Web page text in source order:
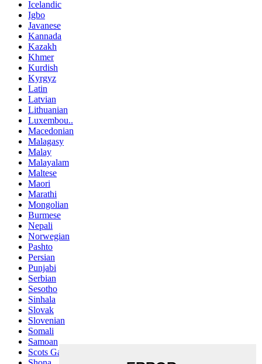
Icelandic
Igbo
Javanese
Kannada
Kazakh
Khmer
Kurdish
Kyrgyz
Latin
Latvian
Lithuanian
Luxembou..
Macedonian
Malagasy
Malay
Malayalam
Maltese
Maori
Marathi
Mongolian
Burmese
Nepali
Norwegian
Pashto
Persian
Punjabi
Serbian
Sesotho
Sinhala
Slovak
Slovenian
Somali
Samoan
Scots Gaelic